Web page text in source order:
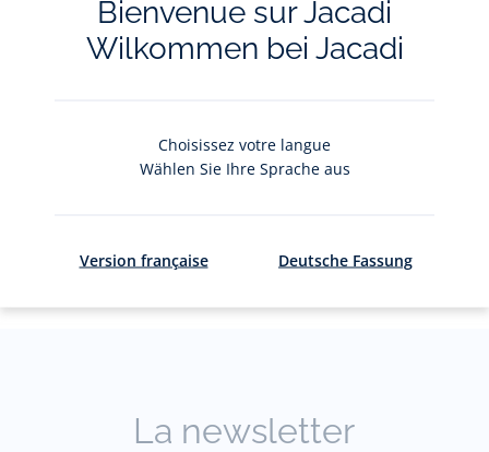
A votre écoute Gratuits en
La newsletter
Bienvenue sur Jacadi
Wilkommen bei Jacadi
Choisissez votre langue
Wählen Sie Ihre Sprache aus
Version française Deutsche Fassung